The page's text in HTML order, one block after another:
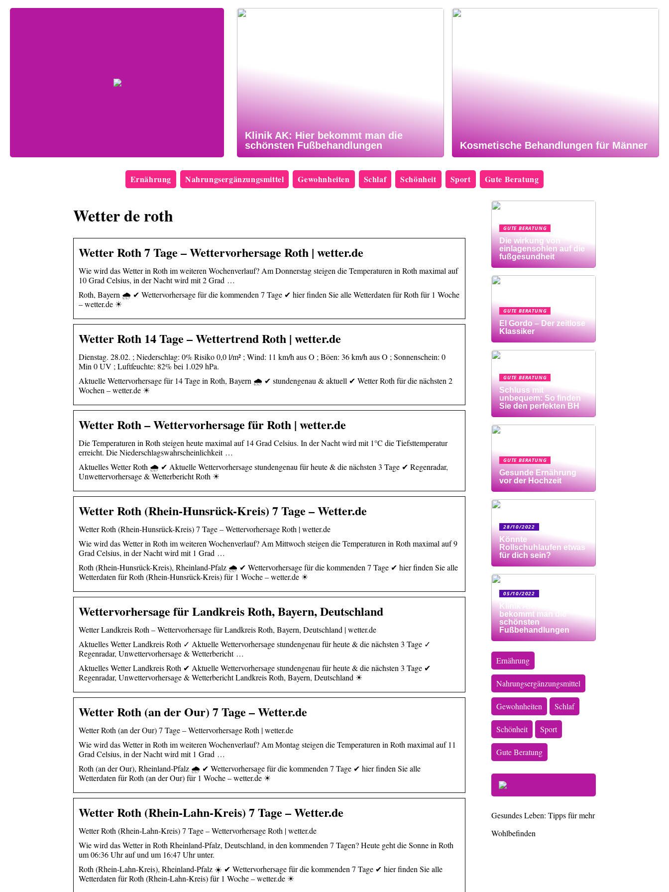
Klinik AK: Hier bekommt man die
schönsten Fußbehandlungen
Kosmetische Behandlungen für Männer
Ernährung Nahrungsergänzungsmittel Gewohnheiten Schlaf Schönheit Sport Gute Beratung
Wetter de roth
Wetter Roth 7 Tage – Wettervorhersage Roth | wetter.de
Wie wird das Wetter in Roth im weiteren Wochenverlauf? Am Donnerstag steigen die Temperaturen in Roth maximal auf
10 Grad Celsius, in der Nacht wird mit 2 Grad …
Roth, Bayern 🌧️ ✔ Wettervorhersage für die kommenden 7 Tage ✔ hier finden Sie alle Wetterdaten für Roth für 1 Woche
– wetter.de ☀
Wetter Roth 14 Tage – Wettertrend Roth | wetter.de
Dienstag. 28.02. ; Niederschlag: 0% Risiko 0,0 l/m² ; Wind: 11 km/h aus O ; Böen: 36 km/h aus O ; Sonnenschein: 0
Min 0 UV ; Luftfeuchte: 82% bei 1.029 hPa.
Aktuelle Wettervorhersage für 14 Tage in Roth, Bayern 🌧️ ✔ stundengenau & aktuell ✔ Wetter Roth für die nächsten 2
Wochen – wetter.de ☀
Wetter Roth – Wettervorhersage für Roth | wetter.de
Die Temperaturen in Roth steigen heute maximal auf 14 Grad Celsius. In der Nacht wird mit 1°C die Tiefsttemperatur
erreicht. Die Niederschlagswahrscheinlichkeit …
Aktuelles Wetter Roth 🌧️ ✔ Aktuelle Wettervorhersage stundengenau für heute & die nächsten 3 Tage ✔ Regenradar,
Unwettervorhersage & Wetterbericht Roth ☀
Wetter Roth (Rhein-Hunsrück-Kreis) 7 Tage – Wetter.de
Wetter Roth (Rhein-Hunsrück-Kreis) 7 Tage – Wettervorhersage Roth | wetter.de
Wie wird das Wetter in Roth im weiteren Wochenverlauf? Am Mittwoch steigen die Temperaturen in Roth maximal auf 9
Grad Celsius, in der Nacht wird mit 1 Grad …
Roth (Rhein-Hunsrück-Kreis), Rheinland-Pfalz 🌧️ ✔ Wettervorhersage für die kommenden 7 Tage ✔ hier finden Sie alle
Wetterdaten für Roth (Rhein-Hunsrück-Kreis) für 1 Woche – wetter.de ☀
Wettervorhersage für Landkreis Roth, Bayern, Deutschland
Wetter Landkreis Roth – Wettervorhersage für Landkreis Roth, Bayern, Deutschland | wetter.de
Aktuelles Wetter Landkreis Roth ✓ Aktuelle Wettervorhersage stundengenau für heute & die nächsten 3 Tage ✓
Regenradar, Unwettervorhersage & Wetterbericht …
Aktuelles Wetter Landkreis Roth ✔ Aktuelle Wettervorhersage stundengenau für heute & die nächsten 3 Tage ✔
Regenradar, Unwettervorhersage & Wetterbericht Landkreis Roth, Bayern, Deutschland ☀
Wetter Roth (an der Our) 7 Tage – Wetter.de
Wetter Roth (an der Our) 7 Tage – Wettervorhersage Roth | wetter.de
Wie wird das Wetter in Roth im weiteren Wochenverlauf? Am Montag steigen die Temperaturen in Roth maximal auf 11
Grad Celsius, in der Nacht wird mit 1 Grad …
Roth (an der Our), Rheinland-Pfalz 🌧️ ✔ Wettervorhersage für die kommenden 7 Tage ✔ hier finden Sie alle
Wetterdaten für Roth (an der Our) für 1 Woche – wetter.de ☀
Wetter Roth (Rhein-Lahn-Kreis) 7 Tage – Wetter.de
Wetter Roth (Rhein-Lahn-Kreis) 7 Tage – Wettervorhersage Roth | wetter.de
Wie wird das Wetter in Roth Rheinland-Pfalz, Deutschland, in den kommenden 7 Tagen? Heute geht die Sonne in Roth
um 06:36 Uhr auf und um 16:47 Uhr unter.
Roth (Rhein-Lahn-Kreis), Rheinland-Pfalz ☀️ ✔ Wettervorhersage für die kommenden 7 Tage ✔ hier finden Sie alle
Wetterdaten für Roth (Rhein-Lahn-Kreis) für 1 Woche – wetter.de ☀
GUTE BERATUNG
Die wirkung von
einlagensohlen auf die
fußgesundheit
GUTE BERATUNG
El Gordo – Der zeitlose
Klassiker
GUTE BERATUNG
Schluss mit
unbequem: So finden
Sie den perfekten BH
GUTE BERATUNG
Gesunde Ernährung
vor der Hochzeit
28/10/2022
Könnte
Rollschuhlaufen etwas
für dich sein?
05/10/2022
Klinik AK: Hier
bekommt man die
schönsten
Fußbehandlungen
Ernährung
Nahrungsergänzungsmittel
Gewohnheiten Schlaf
Schönheit Sport
Gute Beratung
Gesundes Leben: Tipps für mehr
Wohlbefinden